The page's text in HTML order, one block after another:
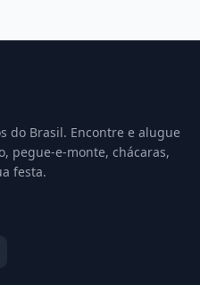
do Brasil. Encontre e alugue
pegue-e-monte, chácaras,
festa.